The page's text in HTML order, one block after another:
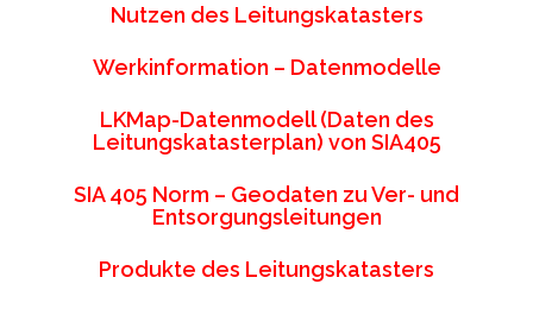
Nutzen des Leitungskatasters
Werkinformation – Datenmodelle
LKMap-Datenmodell (Daten des
Leitungskatasterplan) von SIA405
SIA 405 Norm – Geodaten zu Ver- und
Entsorgungsleitungen
Produkte des Leitungskatasters